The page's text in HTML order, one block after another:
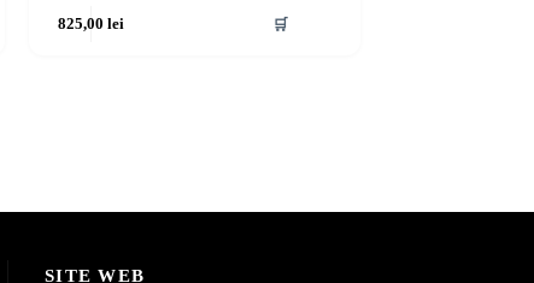
825,00 lei 🛒
SITE WEB